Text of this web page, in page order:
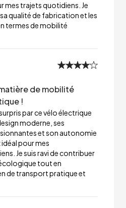
mes trajets quotidiens. Je
qualité de fabrication et les
termes de mobilité
de mobilité
!
par ce vélo électrique
moderne, ses
et son autonomie
pour mes
Je suis ravi de contribuer
tout en
de transport pratique et